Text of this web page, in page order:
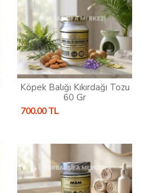
Köpek Balığı Kıkırdağı Tozu
60 Gr
700.00 TL